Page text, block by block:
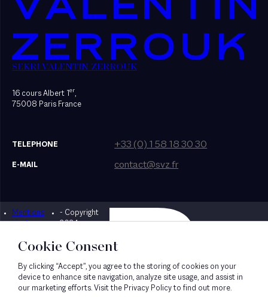
SEKRI VALENTIN ZERROUK
16 cours Albert 1er,
75008 Paris France
TELEPHONE +33 (0) 1 58 18 30 30
E-MAIL contact@svz.fr
Mentions
légales
- Copyright
2024
Designed by Bonhomme
Cookie Consent
By clicking “Accept”, you agree to the storing of cookies on your
device to enhance site navigation, analyze site usage, and assist in
our marketing efforts. Visit the Privacy Policy to find out more.